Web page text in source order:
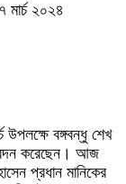
২০২৪
উপলক্ষে বঙ্গবন্ধু শেখ
করেছেন। আজ
প্রধান মানিকের